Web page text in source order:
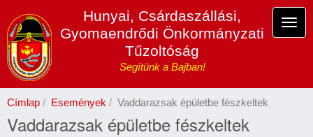
tartalomra
Hunyai, Csárdaszállási,
Gyomaendrődi Önkormányzati
Tűzoltóság
Segítünk a Bajban!
Címlap Események Vaddarazsak épületbe fészkeltek
Vaddarazsak épületbe fészkeltek